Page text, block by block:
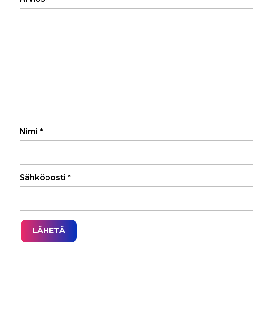
Nimi *
Sähköposti *